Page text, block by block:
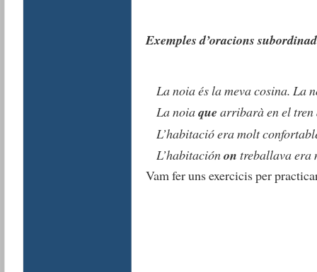
Exemples d’oracions
La noia és la meva cosina. La
La noiaque arribarà en el tren
L’habitació era molt
L’habitaciónon treballava era
Vam fer uns exercicis per